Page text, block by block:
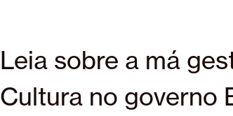
Leia sobre a má
Cultura no governo